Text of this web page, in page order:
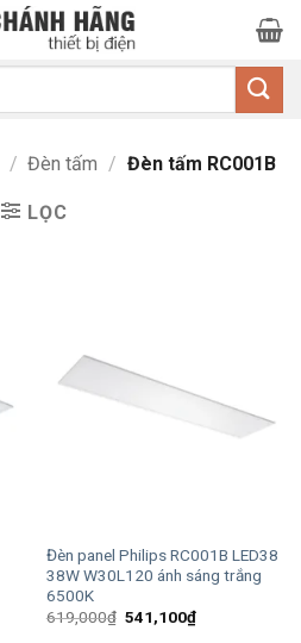
/ Đèn tấm / Đèn tấm RC001B
LỌC
Đèn panel Philips RC001B LED38
38W W30L120 ánh sáng trắng
6500K
619,000₫ Giá
541,100₫Giá
hiện